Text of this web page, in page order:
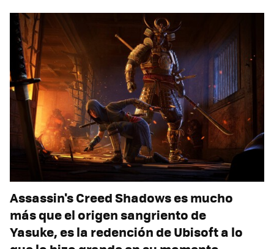
Assassin's Creed Shadows es mucho
más que el origen sangriento de
Yasuke, es la redención de Ubisoft a lo